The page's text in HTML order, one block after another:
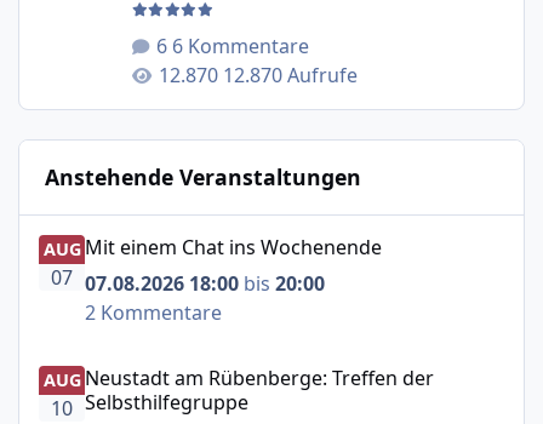
6 Kommentare
12.870 Aufrufe
Anstehende Veranstaltungen
Mit einem Chat ins Wochenende
AUG
07
Mit einem Chat ins Wochenende
07.08.2026 18:00 bis 20:00
2 Kommentare
Neustadt am Rübenberge: Treffen der Selbsthilfegruppe
AUG
10
Neustadt am Rübenberge: Treffen der
Selbsthilfegruppe